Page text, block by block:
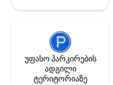
უფასო პარკირების
ადგილი
ტერიტორიაზე